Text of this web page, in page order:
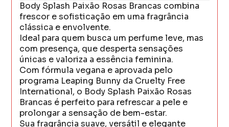
Body Splash Paixão Rosas Brancas combina
frescor e sofisticação em uma fragrância
clássica e envolvente.
Ideal para quem busca um perfume leve, mas
com presença, que desperta sensações
únicas e valoriza a essência feminina.
Com fórmula vegana e aprovada pelo
programa Leaping Bunny da Cruelty Free
International, o Body Splash Paixão Rosas
Brancas é perfeito para refrescar a pele e
prolongar a sensação de bem-estar.
Sua fragrância suave, versátil e elegante